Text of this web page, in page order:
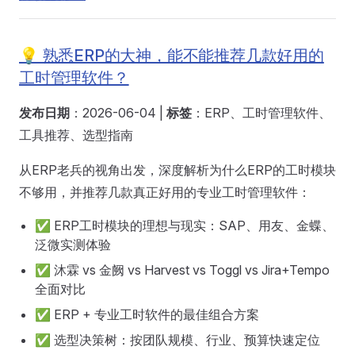
💡 熟悉ERP的大神，能不能推荐几款好用的
工时管理软件？
发布日期 ：2026-06-04 | 标签 ：ERP、工时管理软件、
工具推荐、选型指南
从ERP老兵的视角出发，深度解析为什么ERP的工时模块
不够用，并推荐几款真正好用的专业工时管理软件：
✅ ERP工时模块的理想与现实：SAP、用友、金蝶、
泛微实测体验
✅ 沐霖 vs 金阙 vs Harvest vs Toggl vs Jira+Tempo
全面对比
✅ ERP + 专业工时软件的最佳组合方案
✅ 选型决策树：按团队规模、行业、预算快速定位